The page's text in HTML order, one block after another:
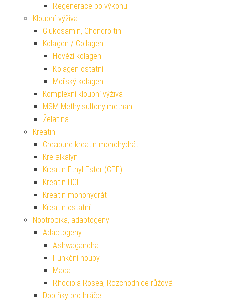
Regenerace po výkonu
Kloubní výživa
Glukosamin, Chondroitin
Kolagen / Collagen
Hovězí kolagen
Kolagen ostatní
Mořský kolagen
Komplexní kloubní výživa
MSM Methylsulfonylmethan
Želatina
Kreatin
Creapure kreatin monohydrát
Kre-alkalyn
Kreatin Ethyl Ester (CEE)
Kreatin HCL
Kreatin monohydrát
Kreatin ostatní
Nootropika, adaptogeny
Adaptogeny
Ashwagandha
Funkční houby
Maca
Rhodiola Rosea, Rozchodnice růžová
Doplňky pro hráče